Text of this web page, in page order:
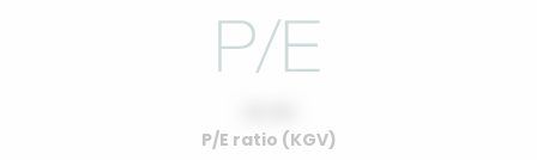
P/E ratio (KGV)